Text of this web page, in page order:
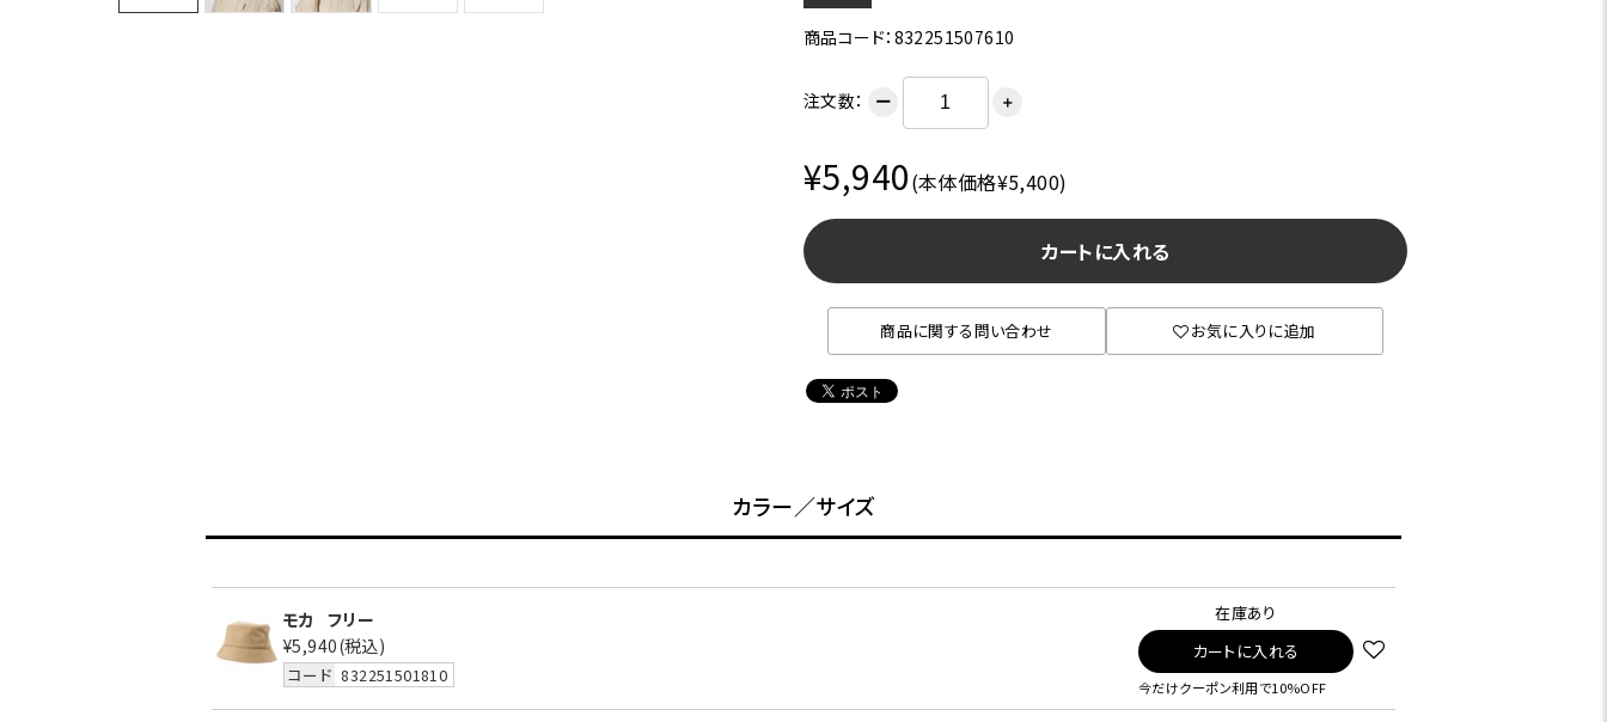
商品コード：832251507610
注文数： ー ＋
¥5,940(本体価格¥5,400)
カートに入れる
商品に関する問い合わせ お気に入りに追加
カラー／サイズ
モカ
フリー
¥5,940(税込)
コード 832251501810
在庫あり
カートに入れる
今だけクーポン利用で10%OFF